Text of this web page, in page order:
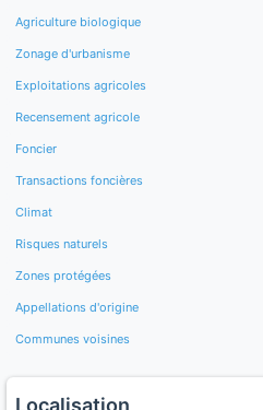
Agriculture biologique
Zonage d'urbanisme
Exploitations agricoles
Recensement agricole
Foncier
Transactions foncières
Climat
Risques naturels
Zones protégées
Appellations d'origine
Communes voisines
Localisation